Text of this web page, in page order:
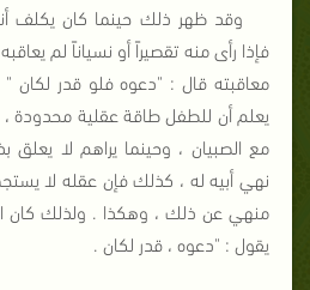
وقد ظهر ذلك حينما كان يكلف
فإذا رأى منه تقصيراً أو نسياناً لم
معاقبته قال : "دعوه فلو قدر لكان
يعلم أن للطفل طاقة عقلية محدودة
مع الصبيان ، وحينما يراهم لا يعلق
نهي أبيه له ، كذلك فإن عقله لا
منهي عن ذلك ، وهكذا . ولذلك كان
يقول : "دعوه ، قدر لكان .